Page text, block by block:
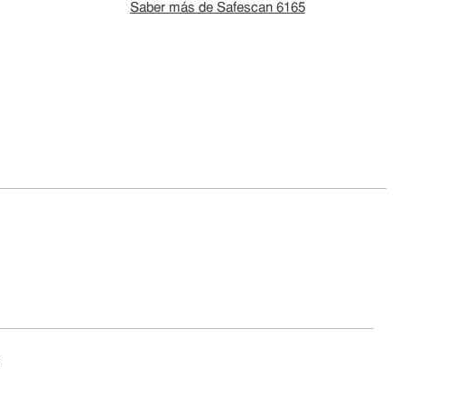
Saber más de Safescan 6165